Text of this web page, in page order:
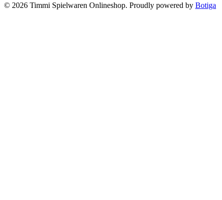
© 2026 Timmi Spielwaren Onlineshop. Proudly powered by Botiga